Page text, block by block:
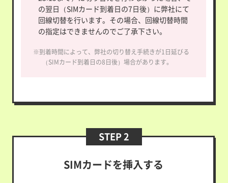
の翌日（SIMカード到着日の7日後）に弊社にて
回線切替を行います。その場合、回線切替時間
の指定はできませんのでご了承下さい。
※到着時間によって、弊社の切り替え手続きが1日延びる
（SIMカード到着日の8日後）場合があります。
STEP 2
SIMカードを挿入する